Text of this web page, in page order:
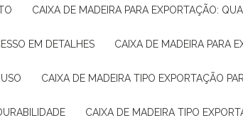
CAIXA DE MADEIRA PARA EXPORTAÇÃO:
EM DETALHES CAIXA DE MADEIRA PARA
CAIXA DE MADEIRA TIPO EXPORTAÇÃO
CAIXA DE MADEIRA TIPO